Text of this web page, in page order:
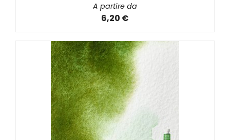
A partire da
6,20 €